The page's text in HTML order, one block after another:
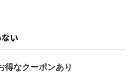
い
得なクーポンあり